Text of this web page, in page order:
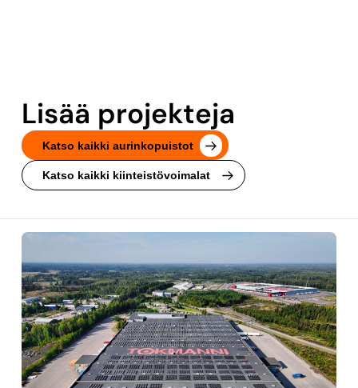
Lisää projekteja
Katso kaikki aurinkopuistot
Katso kaikki kiinteistövoimalat